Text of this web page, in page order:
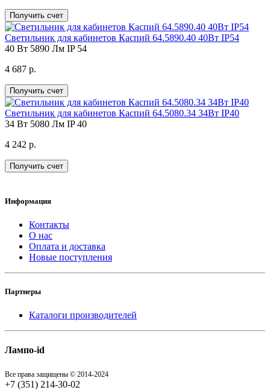
Получить счет
Светильник для кабинетов Каспий 64.5890.40 40Вт IP54
40 Вт 5890 Лм IP 54
4 687 р.
Получить счет
Светильник для кабинетов Каспий 64.5080.34 34Вт IP40
34 Вт 5080 Лм IP 40
4 242 р.
Получить счет
Информация
Контакты
О нас
Оплата и доставка
Новые поступления
Партнеры
Каталоги производителей
Лампо-id
Все права защищены © 2014-2024
+7 (351) 214-30-02